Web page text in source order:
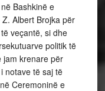
Bashkinë e
Albert Brojka për
veçantë, si dhe
politik të
jam krenare për
notave të saj të
Ceremoninë e